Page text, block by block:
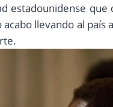
estadounidense
llevando al país